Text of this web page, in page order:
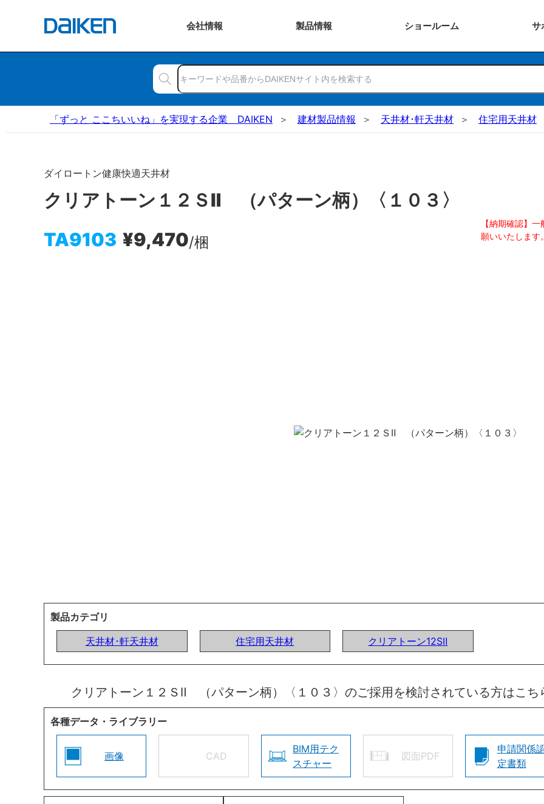
会社情報 製品情報 ショールーム サ
「ずっと ここちいいね」を実現する企業 DAIKEN 建材製品情報 天井材･軒天井材 住宅用天井材
ダイロートン健康快適天井材
クリアトーン１２ＳⅡ （パターン柄）〈１０３〉
TA9103 ¥9,470/梱
【納期確認】
願いいたします。
製品カテゴリ
天井材･軒天井材
住宅用天井材 クリアトーン12SⅡ
クリアトーン１２ＳⅡ （パターン柄）〈１０３〉のご採用を検討されている方はこち
各種データ・ライブラリー
画像 CAD
BIM用テク
スチャー
図面PDF
申請関係
定書類